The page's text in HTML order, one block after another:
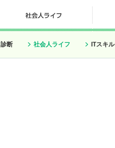
診断 社会人ライフ ITスキル